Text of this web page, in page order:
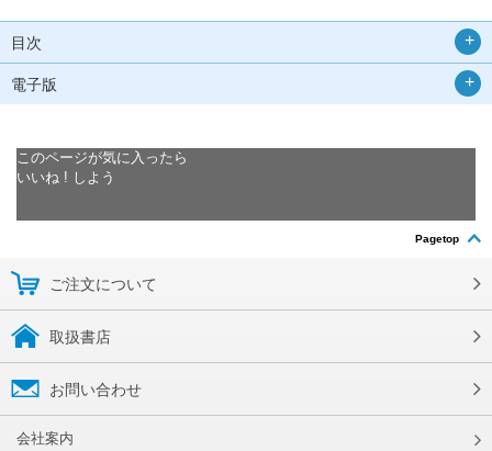
目次
電子版
このページが気に入ったら
いいね ! しよう
Pagetop
ご注文について
取扱書店
お問い合わせ
会社案内